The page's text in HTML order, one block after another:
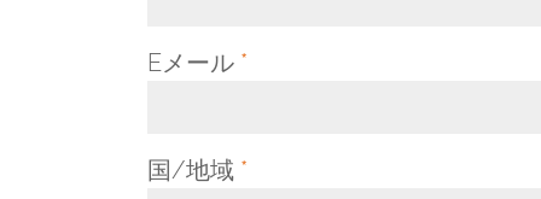
Eメール *
国/地域 *